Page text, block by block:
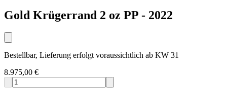
Gold Krügerrand 2 oz PP - 2022
Bestellbar, Lieferung erfolgt voraussichtlich ab KW 31
8.975,00 €